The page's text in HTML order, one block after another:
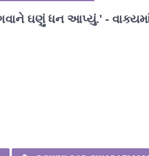
ઘણું ધન આપ્યું.' -